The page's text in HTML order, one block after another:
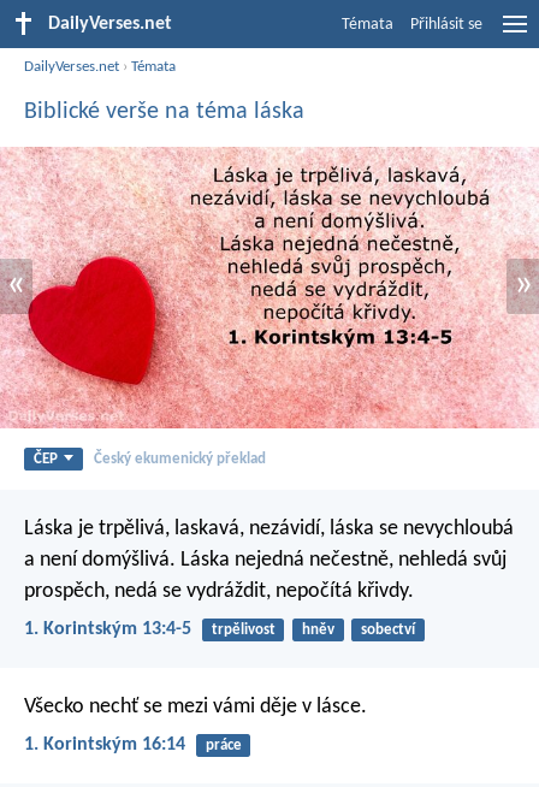
DailyVerses.net Témata Přihlásit se
DailyVerses.net ›Témata
Biblické verše na téma láska
« »
ČEP Český ekumenický překlad
Láska je trpělivá, laskavá, nezávidí, láska se nevychloubá
a není domýšlivá. Láska nejedná nečestně, nehledá svůj
prospěch, nedá se vydráždit, nepočítá křivdy.
1. Korintským 13:4-5 trpělivost hněv sobectví
Všecko nechť se mezi vámi děje v lásce.
1. Korintským 16:14 práce